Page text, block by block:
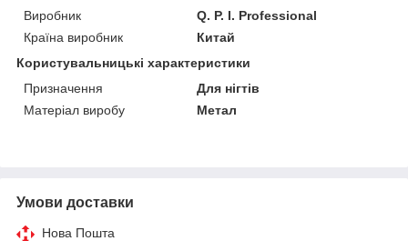
Виробник
Q. P. I. Professional
Країна виробник
Китай
Користувальницькі характеристики
Призначення
Для нігтів
Матеріал виробу
Метал
Умови доставки
Нова Пошта